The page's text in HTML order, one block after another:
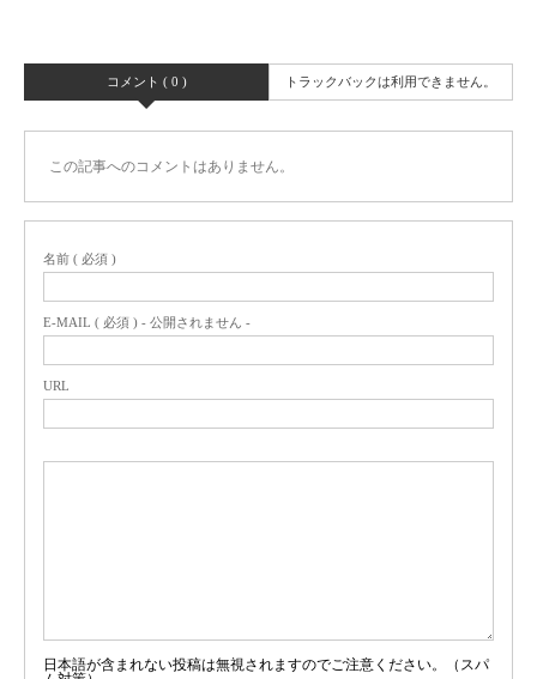
コメント ( 0 ) トラックバックは利用できません。
この記事へのコメントはありません。
名前 ( 必須 )
E-MAIL ( 必須 ) - 公開されません -
URL
日本語が含まれない投稿は無視されますのでご注意ください。（スパ